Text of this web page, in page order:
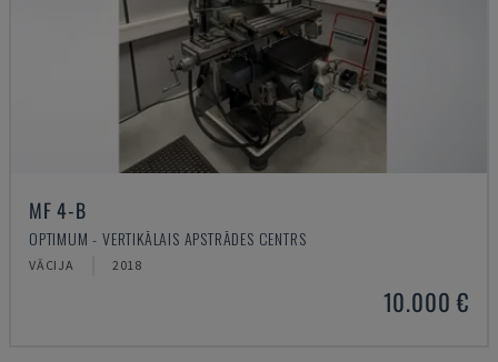
MF 4-B
OPTIMUM - VERTIKĀLAIS APSTRĀDES CENTRS
VĀCIJA 2018
10.000 €